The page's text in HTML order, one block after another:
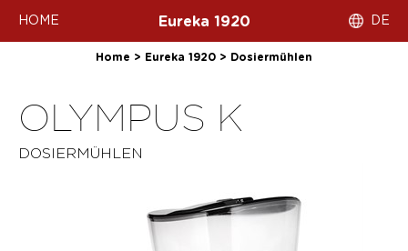
HOME Eureka 1920 DE
Home > Eureka 1920 > Dosiermühlen
OLYMPUS K
DOSIERMÜHLEN